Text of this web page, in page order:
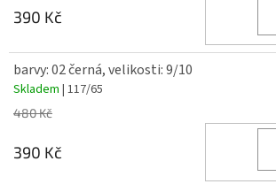
390 Kč
barvy: 02 černá, velikosti: 9/10
Skladem | 117/65
480 Kč
390 Kč